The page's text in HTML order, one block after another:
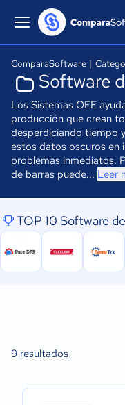
ComparaSoftware |
Software
Los Sistemas OEE
producción que crean
desperdiciando tiempo
estos datos oscuros en
problemas inmediatos.
de barras puede... Leer
TOP 10 Software
9 resultados